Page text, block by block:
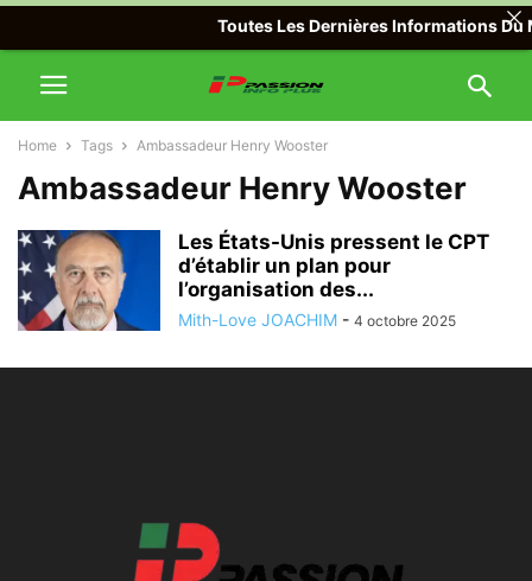
Home Tags Ambassadeur Henry Wooster
Ambassadeur Henry Wooster
Les États-Unis pressent le CPT
d’établir un plan pour
l’organisation des...
Mith-Love JOACHIM - 4 octobre 2025
Toutes Les Dernières Informations